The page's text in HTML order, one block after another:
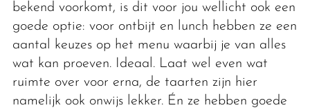
bekend voorkomt, is dit voor jou wellicht ook een
goede optie: voor ontbijt en lunch hebben ze een
aantal keuzes op het menu waarbij je van alles
wat kan proeven. Ideaal. Laat wel even wat
ruimte over voor erna, de taarten zijn hier
namelijk ook onwijs lekker. Én ze hebben goede